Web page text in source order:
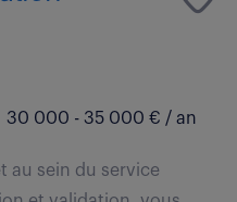
30 000 - 35 000 € / an
au sein du service